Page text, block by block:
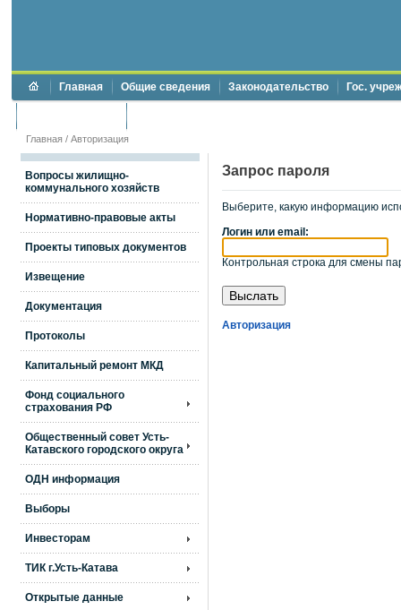
Главная Общие сведения Законодательство Гос.
Главная / Авторизация
Вопросы жилищно-
коммунального хозяйств
Нормативно-правовые акты
Проекты типовых документов
Извещение
Документация
Протоколы
Капитальный ремонт МКД
Фонд социального
страхования РФ
Общественный совет Усть-
Катавского городского округа
ОДН информация
Выборы
Инвесторам
ТИК г.Усть-Катава
Открытые данные
Запрос пароля
Выберите, какую информацию
Логин или email:
Контрольная строка для смены
Авторизация